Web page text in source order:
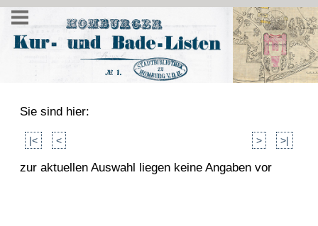
Sie sind hier:
|< < > >|
zur aktuellen Auswahl liegen keine Angaben vor